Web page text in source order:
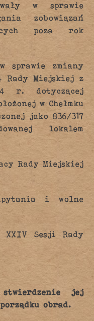
w sprawie
zobowiązań
poza rok
zmiany
Rady Miejskiej z
r. dotyczącej
w Chełmku
jako 836/317
lokalem
Rady Miejskiej
i wolne
Sesji Rady
jej
obrad.